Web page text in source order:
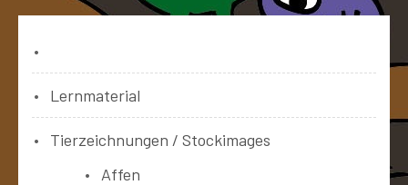
Lernmaterial
Tierzeichnungen / Stockimages
Affen